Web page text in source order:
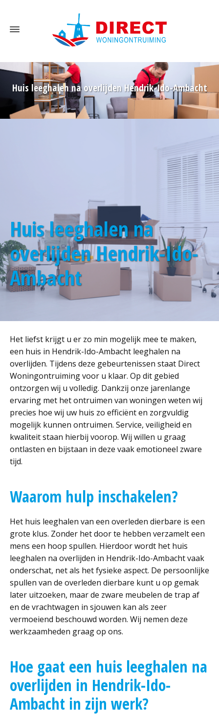
Huis leeghalen na overlijden Hendrik-Ido-Ambacht
Huis leeghalen na
overlijden Hendrik-Ido-
Ambacht
Het liefst krijgt u er zo min mogelijk mee te maken,
een huis in Hendrik-Ido-Ambacht leeghalen na
overlijden. Tijdens deze gebeurtenissen staat Direct
Woningontruiming voor u klaar. Op dit gebied
ontzorgen wij u volledig. Dankzij onze jarenlange
ervaring met het ontruimen van woningen weten wij
precies hoe wij uw huis zo efficiënt en zorgvuldig
mogelijk kunnen ontruimen. Service, veiligheid en
kwaliteit staan hierbij voorop. Wij willen u graag
ontlasten en bijstaan in deze vaak emotioneel zware
tijd.
Waarom hulp inschakelen?
Het huis leeghalen van een overleden dierbare is een
grote klus. Zonder het door te hebben verzamelt een
mens een hoop spullen. Hierdoor wordt het huis
leeghalen na overlijden in Hendrik-Ido-Ambacht vaak
onderschat, net als het fysieke aspect. De persoonlijke
spullen van de overleden dierbare kunt u op gemak
later uitzoeken, maar de zware meubelen de trap af
en de vrachtwagen in sjouwen kan als zeer
vermoeiend beschouwd worden. Wij nemen deze
werkzaamheden graag op ons.
Hoe gaat een huis leeghalen na
overlijden in Hendrik-Ido-
Ambacht in zijn werk?